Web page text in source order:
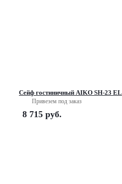
Сейф гостиничный AIKO SH-23 EL
Привезем под заказ
8 715 руб.